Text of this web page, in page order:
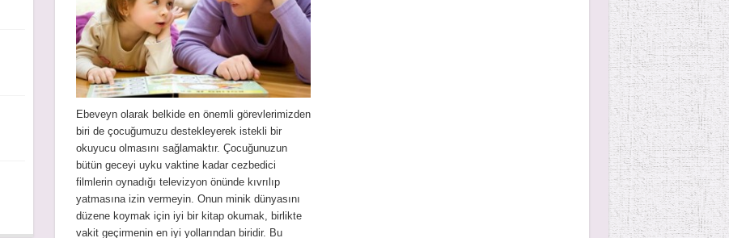
Ebeveyn olarak belkide en önemli görevlerimizden
biri de çocuğumuzu destekleyerek istekli bir
okuyucu olmasını sağlamaktır. Çocuğunuzun
bütün geceyi uyku vaktine kadar cezbedici
filmlerin oynadığı televizyon önünde kıvrılıp
yatmasına izin vermeyin. Onun minik dünyasını
düzene koymak için iyi bir kitap okumak, birlikte
vakit geçirmenin en iyi yollarından biridir. Bu